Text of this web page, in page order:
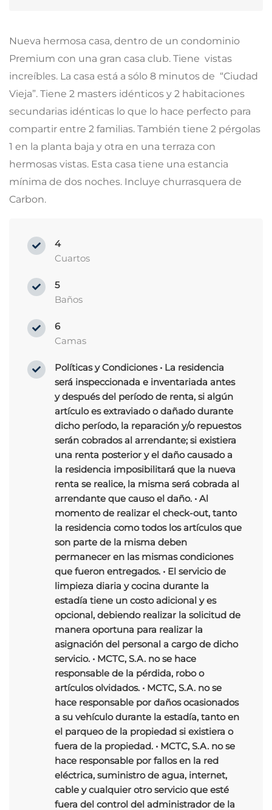
Nueva hermosa casa, dentro de un condominio
Premium con una gran casa club. Tiene vistas
increíbles. La casa está a sólo 8 minutos de “Ciudad
Vieja”. Tiene 2 masters idénticos y 2 habitaciones
secundarias idénticas lo que lo hace perfecto para
compartir entre 2 familias. También tiene 2 pérgolas
1 en la planta baja y otra en una terraza con
hermosas vistas. Esta casa tiene una estancia
mínima de dos noches. Incluye churrasquera de
Carbon.
4
Cuartos
5
Baños
6
Camas
Políticas y Condiciones• La residencia
será inspeccionada e inventariada antes
y después del período de renta, si algún
artículo es extraviado o dañado durante
dicho período, la reparación y/o repuestos
serán cobrados al arrendante; si existiera
una renta posterior y el daño causado a
la residencia imposibilitará que la nueva
renta se realice, la misma será cobrada al
arrendante que causo el daño. • Al
momento de realizar el check-out, tanto
la residencia como todos los artículos que
son parte de la misma deben
permanecer en las mismas condiciones
que fueron entregados. • El servicio de
limpieza diaria y cocina durante la
estadía tiene un costo adicional y es
opcional, debiendo realizar la solicitud de
manera oportuna para realizar la
asignación del personal a cargo de dicho
servicio. • MCTC, S.A. no se hace
responsable de la pérdida, robo o
artículos olvidados. • MCTC, S.A. no se
hace responsable por daños ocasionados
a su vehículo durante la estadía, tanto en
el parqueo de la propiedad si existiera o
fuera de la propiedad. • MCTC, S.A. no se
hace responsable por fallos en la red
eléctrica, suministro de agua, internet,
cable y cualquier otro servicio que esté
fuera del control del administrador de la